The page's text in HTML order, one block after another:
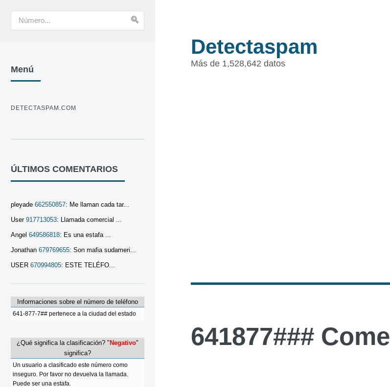
Detectaspam
Más de 1,528,642 datos
641877###
Menú
DETECTASPAM.COM
ÚLTIMOS COMENTARIOS
pleyade 662550857: Me llaman cada tar...
User 917713053: Llamada comercial ...
Angel 649586818: Es una estafa ...
Jonathan 679769655: Son mafia sudameri...
USER 670994805: ESTE TELÉFO...
Informaciones sobre el número de teléfono
641-877-7## pertenece a la ciudad del estado
¿Qué significa la clasificación? "Negativo"
significa?
Un usuario a clasificado este número como
inseguro. Por favor no devuelva la llamada.
Puede ser una estafa.